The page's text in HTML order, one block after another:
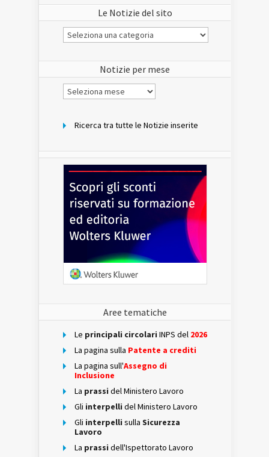
Le Notizie del sito
Le
Notizie
Notizie per mese
Notizie
per
Ricerca tra tutte le Notizie inserite
Aree tematiche
Le principali circolari INPS del 2026
La pagina sulla Patente a crediti
La pagina sull'Assegno di
Inclusione
La prassi del Ministero Lavoro
Gli interpelli del Ministero Lavoro
Gli interpelli sulla Sicurezza
Lavoro
La prassi dell'Ispettorato Lavoro